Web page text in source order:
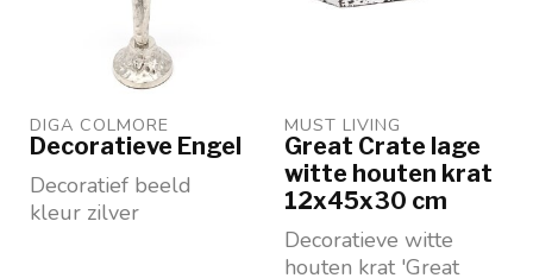
DIGA COLMORE
Decoratieve Engel
Decoratief beeld
kleur zilver
MUST LIVING
Great Crate lage
witte houten krat
12x45x30 cm
Decoratieve witte
houten krat 'Great